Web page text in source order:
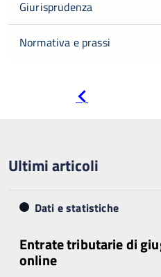
Giurisprudenza
Normativa e prassi
Ultimi articoli
Dati e statistiche
Entrate tributarie di
online